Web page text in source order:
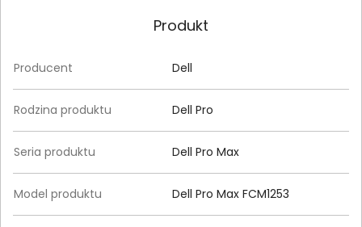
Produkt
Producent Dell
Rodzina produktu Dell Pro
Seria produktu Dell Pro Max
Model produktu Dell Pro Max FCM1253